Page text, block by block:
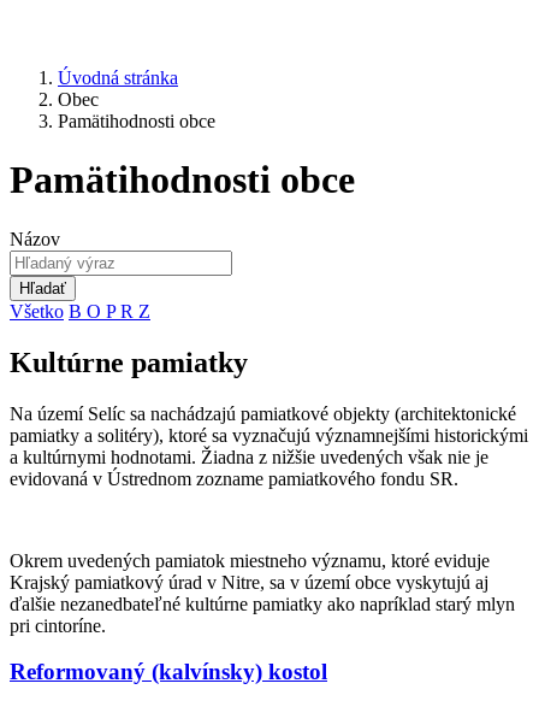
Úvodná stránka
Obec
Pamätihodnosti obce
Pamätihodnosti obce
Názov
Hľadať
Všetko B O PR Z
Kultúrne pamiatky
Na území Selíc sa nachádzajú pamiatkové objekty (architektonické
pamiatky a solitéry), ktoré sa vyznačujú významnejšími historickými
a kultúrnymi hodnotami. Žiadna z nižšie uvedených však nie je
evidovaná v Ústrednom zozname pamiatkového fondu SR.
Okrem uvedených pamiatok miestneho významu, ktoré eviduje
Krajský pamiatkový úrad v Nitre, sa v území obce vyskytujú aj
ďalšie nezanedbateľné kultúrne pamiatky ako napríklad starý mlyn
pri cintoríne.
Reformovaný (kalvínsky) kostol